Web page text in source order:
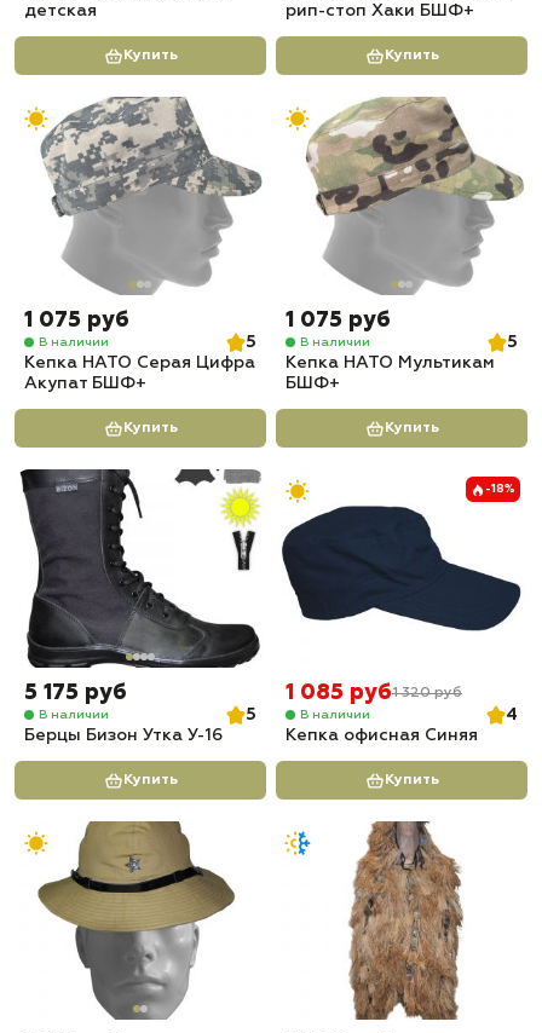
детская
Купить
рип-стоп Хаки БШФ+
Купить
1 075 руб
В наличии
5
Кепка НАТО Серая Цифра
Акупат БШФ+
Купить
1 075 руб
В наличии
5
Кепка НАТО Мультикам
БШФ+
Купить
5 175 руб
В наличии
5
Берцы Бизон Утка У-16
Купить
-18%
1 085 руб1 320 руб
В наличии
4
Кепка офисная Синяя
Купить